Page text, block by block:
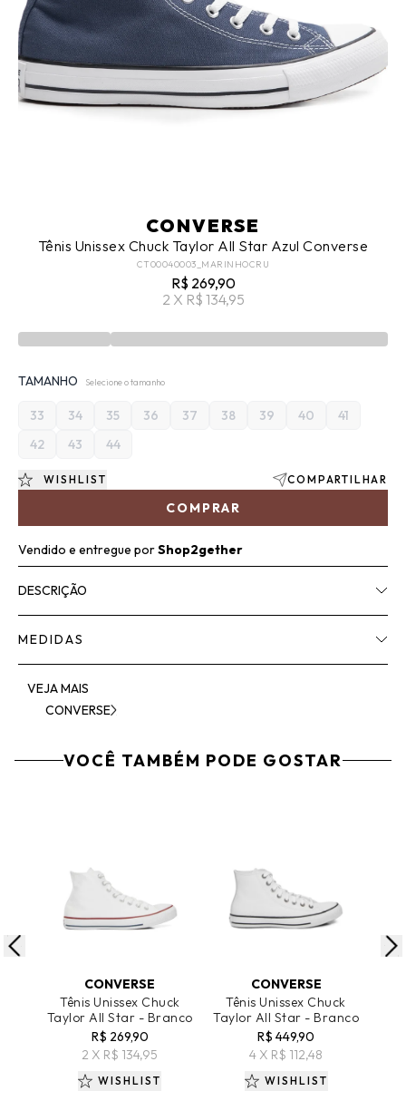
CONVERSE
Tênis Unissex Chuck Taylor All Star Azul Converse
CT00040003_MARINHOCRU
R$ 269,90
2 X R$ 134,95
TAMANHO Selecione o tamanho
33 34 35 36 37 38 39 40
41
42
43 44
COMPRAR
WISHLIST COMPARTILHAR
Vendido e entregue porShop2gether
DESCRIÇÃO
MEDIDAS
VEJA MAIS
CONVERSE
VOCÊ TAMBÉM PODE GOSTAR
CONVERSE
Tênis Unissex Chuck
Taylor All Star - Branco
R$ 269,90
2 X R$ 134,95
WISHLIST
CONVERSE
Tênis Unissex Chuck
Taylor All Star - Branco
R$ 449,90
4 X R$ 112,48
WISHLIST